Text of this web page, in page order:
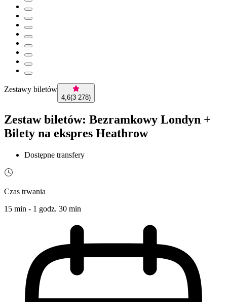
Zestawy biletów
4,6(3 278)
Zestaw biletów: Bezramkowy Londyn +
Bilety na ekspres Heathrow
Dostępne transfery
Czas trwania
15 min - 1 godz. 30 min